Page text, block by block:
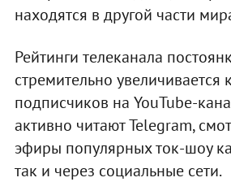
находятся в другой части
Рейтинги телеканала
стремительно увеличивается
подписчиков на YouTube-
активно читают Telegram,
эфиры популярных ток-шоу
так и через социальные сети.